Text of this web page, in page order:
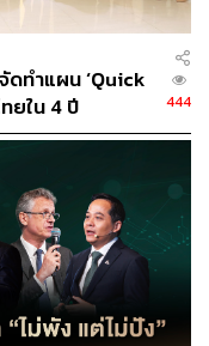
WEALTH
ช้งานอยู่แล้วได้เลย
น)
กลุ่มเซ็นทรัล
ดทำแผน ‘Quick
ยใน 4 ปี
444